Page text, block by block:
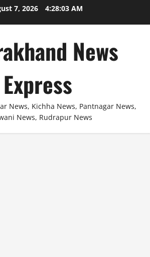
7, 2026 4:28:03 AM
News
Express
News, Kichha News, Pantnagar News,
News, Rudrapur News